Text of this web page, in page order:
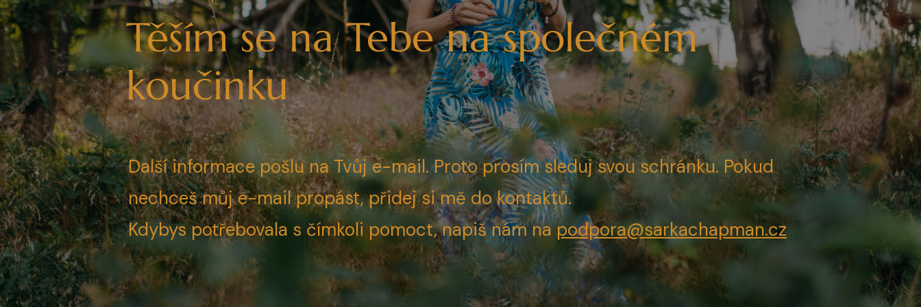
Těším se na Tebe na společném
koučinku
Další informace pošlu na Tvůj e-mail. Proto prosím sleduj svou schránku. Pokud
nechceš můj e-mail propást, přidej si mě do kontaktů.
Kdybys potřebovala s čímkoli pomoct, napiš nám napodpora@sarkachapman.cz